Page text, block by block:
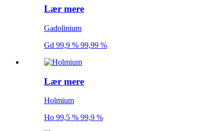
Lær mere
Gadolinium
Gd 99,9 % 99,99 %
Lær mere
Holmium
Ho 99,5 % 99,9 %